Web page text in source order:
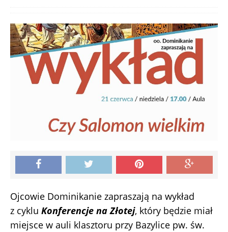
Ojcowie Dominikanie zapraszają na wykład
z cyklu Konferencje na Złotej, który będzie miał
miejsce w auli klasztoru przy Bazylice pw. św.